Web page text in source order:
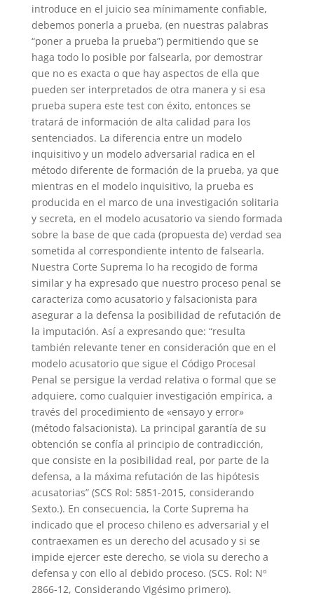
introduce en el juicio sea mínimamente confiable,
debemos ponerla a prueba, (en nuestras palabras
“poner a prueba la prueba”) permitiendo que se
haga todo lo posible por falsearla, por demostrar
que no es exacta o que hay aspectos de ella que
pueden ser interpretados de otra manera y si esa
prueba supera este test con éxito, entonces se
tratará de información de alta calidad para los
sentenciados. La diferencia entre un modelo
inquisitivo y un modelo adversarial radica en el
método diferente de formación de la prueba, ya que
mientras en el modelo inquisitivo, la prueba es
producida en el marco de una investigación solitaria
y secreta, en el modelo acusatorio va siendo formada
sobre la base de que cada (propuesta de) verdad sea
sometida al correspondiente intento de falsearla.
Nuestra Corte Suprema lo ha recogido de forma
similar y ha expresado que nuestro proceso penal se
caracteriza como acusatorio y falsacionista para
asegurar a la defensa la posibilidad de refutación de
la imputación. Así a expresando que: “resulta
también relevante tener en consideración que en el
modelo acusatorio que sigue el Código Procesal
Penal se persigue la verdad relativa o formal que se
adquiere, como cualquier investigación empírica, a
través del procedimiento de «ensayo y error»
(método falsacionista). La principal garantía de su
obtención se confía al principio de contradicción,
que consiste en la posibilidad real, por parte de la
defensa, a la máxima refutación de las hipótesis
acusatorias” (SCS Rol: 5851-2015, considerando
Sexto.). En consecuencia, la Corte Suprema ha
indicado que el proceso chileno es adversarial y el
contraexamen es un derecho del acusado y si se
impide ejercer este derecho, se viola su derecho a
defensa y con ello al debido proceso. (SCS. Rol: Nº
2866-12, Considerando Vigésimo primero).